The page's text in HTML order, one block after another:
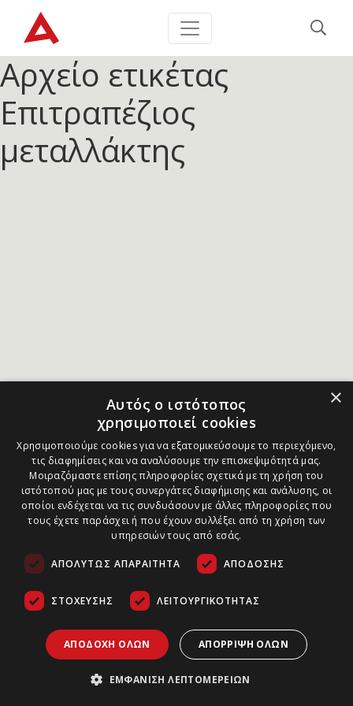
Αρχείο ετικέτας
Επιτραπέζιος
μεταλλάκτης
×
Αυτός ο ιστότοπος
χρησιμοποιεί cookies
Χρησιμοποιούμε cookies για να εξατομικεύσουμε το περιεχόμενο,
τις διαφημίσεις και να αναλύσουμε την επισκεψιμότητά μας.
Μοιραζόμαστε επίσης πληροφορίες σχετικά με τη χρήση του
ιστότοπού μας με τους συνεργάτες διαφήμισης και ανάλυσης, οι
οποίοι ενδέχεται να τις συνδυάσουν με άλλες πληροφορίες που
τους έχετε παράσχει ή που έχουν συλλέξει από τη χρήση των
υπηρεσιών τους από εσάς.
ΑΠΟΛΎΤΩΣ ΑΠΑΡΑΊΤΗΤΑ ΑΠΌΔΟΣΗΣ
ΣΤΌΧΕΥΣΗΣ ΛΕΙΤΟΥΡΓΙΚΌΤΗΤΑΣ
ΑΠΟΔΟΧΉ ΌΛΩΝ ΑΠΌΡΡΙΨΗ ΌΛΩΝ
ΕΜΦΆΝΙΣΗ ΛΕΠΤΟΜΕΡΕΙΏΝ